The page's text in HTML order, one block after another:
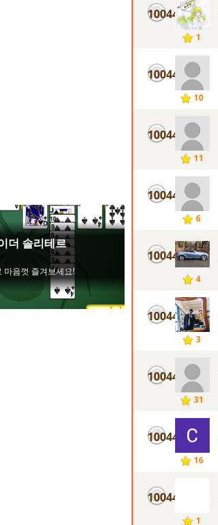
10044
1
10044
10
10044
11
10044
6
10044
4
10044
3
10044
31
10044
16
10044
1